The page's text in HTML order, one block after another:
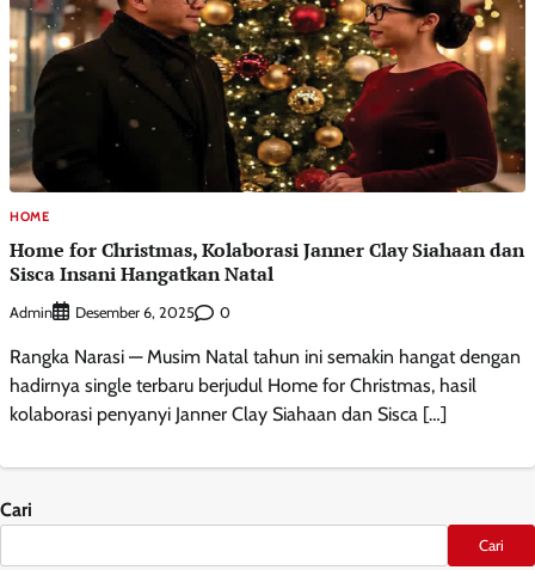
HOME
Home for Christmas, Kolaborasi Janner Clay Siahaan dan
Sisca Insani Hangatkan Natal
Admin Desember 6, 2025 0
Rangka Narasi — Musim Natal tahun ini semakin hangat dengan
hadirnya single terbaru berjudul Home for Christmas, hasil
kolaborasi penyanyi Janner Clay Siahaan dan Sisca […]
Cari
Cari